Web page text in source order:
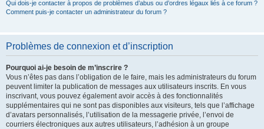
Qui dois-je contacter à propos de problèmes d’abus ou d’ordres légaux liés à ce forum ?
Comment puis-je contacter un administrateur du forum ?
Problèmes de connexion et d’inscription
Pourquoi ai-je besoin de m’inscrire ?
Vous n’êtes pas dans l’obligation de le faire, mais les administrateurs du forum
peuvent limiter la publication de messages aux utilisateurs inscrits. En vous
inscrivant, vous pouvez également avoir accès à des fonctionnalités
supplémentaires qui ne sont pas disponibles aux visiteurs, tels que l’affichage
d’avatars personnalisés, l’utilisation de la messagerie privée, l’envoi de
courriers électroniques aux autres utilisateurs, l’adhésion à un groupe